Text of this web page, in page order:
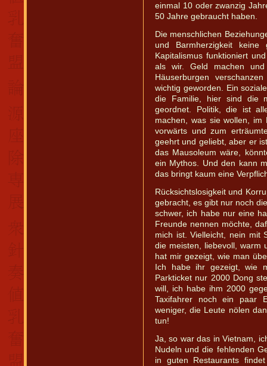
einmal 10 oder zwanzig
50 Jahre gebraucht haben.
Die menschlichen
und Barmherzigkeit
Kapitalismus funktioniert
als wir. Geld machen
Häuserburgen
wichtig geworden. Ein
die Familie, hier sind die
geordnet. Politik, die ist
machen, was sie wollen, im
vorwärts und zum
geehrt und geliebt, aber er
das Mausoleum wäre,
ein Mythos. Und den kann
das bringt kaum eine
Rücksichtslosigkeit und
gebracht, es gibt nur noch
schwer, ich habe nur eine
Freunde nennen möchte,
mich ist. Vielleicht, nein mit
die meisten, liebevoll, warm
hat mir gezeigt, wie man
Ich habe ihr gezeigt, wie
Parkticket nur 2000 Dong
will, ich habe ihm 2000
Taxifahrer noch ein paar
weniger, die Leute nölen
tun!
Ja, so war das in Vietnam,
Nudeln und die fehlenden
in guten Restaurants